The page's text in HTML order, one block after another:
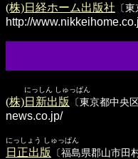
(株)日経ホーム出版社 〔
http://
にっしん しゅっぱん
(株)日新出版 〔東京都中央
news.co.jp/
にっしょう しゅっぱん
日正出版 〔福島県郡山市田